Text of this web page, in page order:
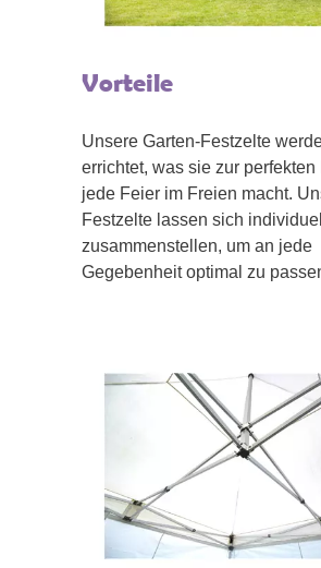
Vorteile
Unsere Garten-Festzelte
errichtet, was sie zur perfekten
jede Feier im Freien macht.
Festzelte lassen sich individuell
zusammenstellen, um an jede
Gegebenheit optimal zu